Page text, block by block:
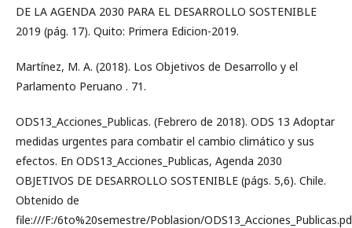
DE LA AGENDA 2030 PARA EL DESARROLLO SOSTENIBLE
2019 (pág. 17). Quito: Primera Edicion-2019.
Martínez, M. A. (2018). Los Objetivos de Desarrollo y el
Parlamento Peruano . 71.
ODS13_Acciones_Publicas. (Febrero de 2018). ODS 13 Adoptar
medidas urgentes para combatir el cambio climático y sus
efectos. En ODS13_Acciones_Publicas, Agenda 2030
OBJETIVOS DE DESARROLLO SOSTENIBLE (págs. 5,6). Chile.
Obtenido de
file:///F:/6to%20semestre/Poblasion/